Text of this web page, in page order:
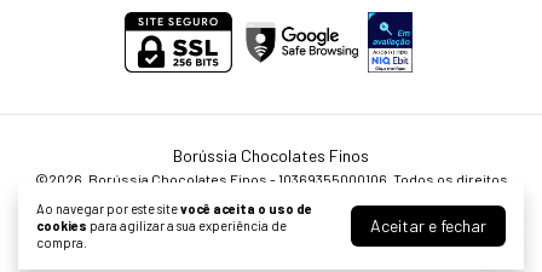
Ao navegar por este sitevocê aceita o uso de
cookies para agilizar a sua experiência de
compra.
Aceitar e fechar
Borússia Chocolates Finos
©2026. Borússia Chocolates Finos - 10369355000106. Todos os direitos